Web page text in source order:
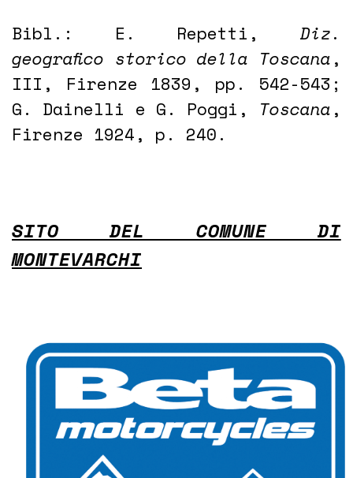
Bibl.: E. Repetti, Diz.
geografico storico della Toscana,
III, Firenze 1839, pp. 542-543;
G. Dainelli e G. Poggi, Toscana,
Firenze 1924, p. 240.
SITO DEL COMUNE DI
MONTEVARCHI